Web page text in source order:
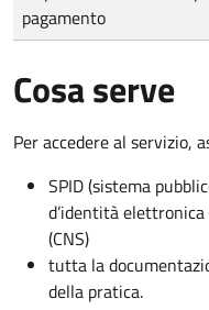
pagamento
Cosa serve
Per accedere al servizio,
SPID (sistema
d’identità elettronica
(CNS)
tutta la
della pratica.